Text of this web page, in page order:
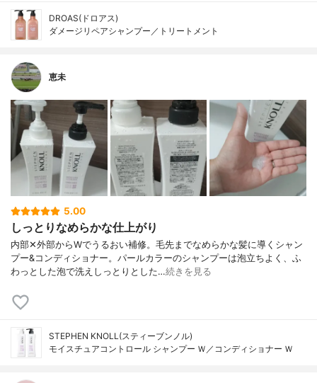
DROAS(ドロアス)
ダメージリペアシャンプー／トリートメント
恵未
5.00
しっとりなめらかな仕上がり
内部✕外部からWでうるおい補修。毛先までなめらかな髪に導くシャン
プー&コンディショナー。パールカラーのシャンプーは泡立ちよく、ふ
わっとした泡で洗えしっとりとした…続きを見る
STEPHEN KNOLL(スティーブンノル)
モイスチュアコントロール シャンプー Ｗ／コンディショナー Ｗ